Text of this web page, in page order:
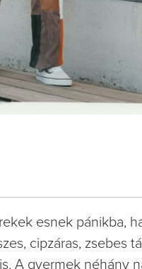
esnek pánikba,
cipzáras, zsebes
A gyermek néhány